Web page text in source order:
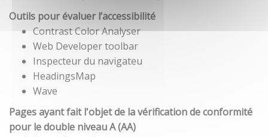
Outils pour évaluer l’accessibilité
Contrast Color Analyser
Web Developer toolbar
Inspecteur du navigateu
HeadingsMap
Wave
Pages ayant fait l'objet de la vérification de conformité
pour le double niveau A (AA)